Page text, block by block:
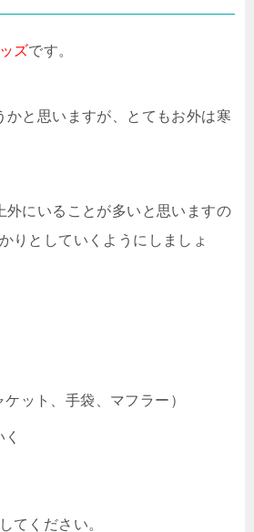
ズです。
かと思いますが、とてもお外は寒
外にいることが多いと思いますの
りとしていくようにしましょ
ット、手袋、マフラー）
てください。